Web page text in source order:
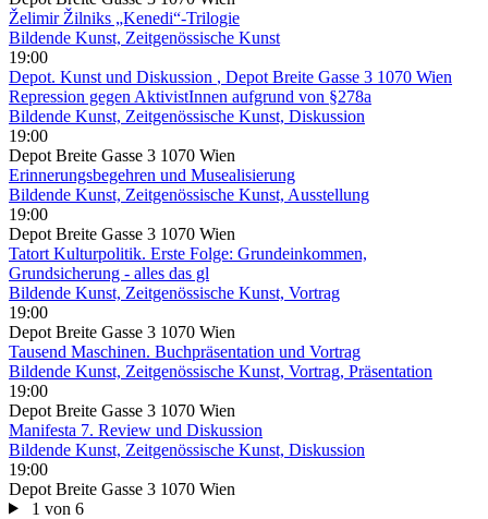
Želimir Žilniks „Kenedi“-Trilogie
Bildende Kunst, Zeitgenössische Kunst
19:00
Depot. Kunst und Diskussion , Depot Breite Gasse 3 1070 Wien
Repression gegen AktivistInnen aufgrund von §278a
Bildende Kunst, Zeitgenössische Kunst, Diskussion
19:00
Depot Breite Gasse 3 1070 Wien
Erinnerungsbegehren und Musealisierung
Bildende Kunst, Zeitgenössische Kunst, Ausstellung
19:00
Depot Breite Gasse 3 1070 Wien
Tatort Kulturpolitik. Erste Folge: Grundeinkommen,
Grundsicherung - alles das gl
Bildende Kunst, Zeitgenössische Kunst, Vortrag
19:00
Depot Breite Gasse 3 1070 Wien
Tausend Maschinen. Buchpräsentation und Vortrag
Bildende Kunst, Zeitgenössische Kunst, Vortrag, Präsentation
19:00
Depot Breite Gasse 3 1070 Wien
Manifesta 7. Review und Diskussion
Bildende Kunst, Zeitgenössische Kunst, Diskussion
19:00
Depot Breite Gasse 3 1070 Wien
1 von 6